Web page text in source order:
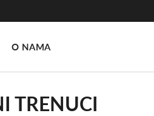
O NAMA
TRENUCI